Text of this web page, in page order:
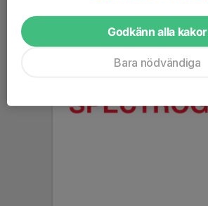
Godkänn alla kakor
Bara nödvändiga